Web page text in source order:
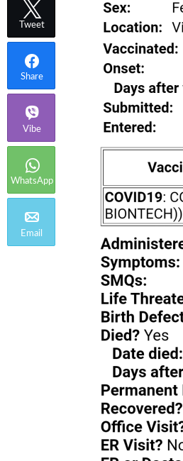
Tweet
Share
Vibe
WhatsApp
Email